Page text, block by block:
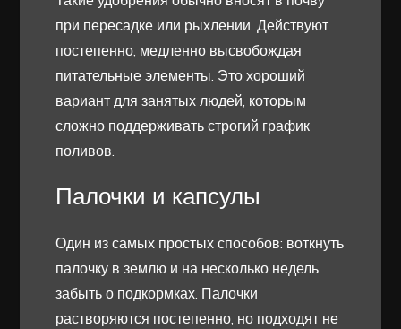
при пересадке или рыхлении. Действуют
постепенно, медленно высвобождая
питательные элементы. Это хороший
вариант для занятых людей, которым
сложно поддерживать строгий график
поливов.
Палочки и капсулы
Один из самых простых способов: воткнуть
палочку в землю и на несколько недель
забыть о подкормках. Палочки
растворяются постепенно, но подходят не